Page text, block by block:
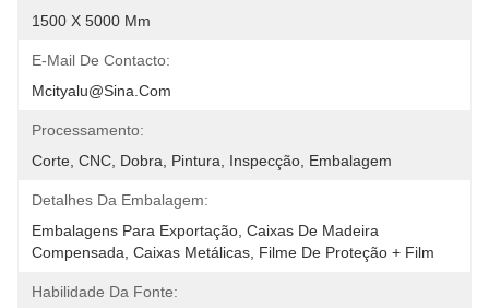
1500 X 5000 Mm
E-Mail De Contacto:
Mcityalu@sina.com
Processamento:
Corte, CNC, Dobra, Pintura, Inspecção, Embalagem
Detalhes Da Embalagem:
Embalagens Para Exportação, Caixas De Madeira
Compensada, Caixas Metálicas, Filme De Proteção + Film
Habilidade Da Fonte: